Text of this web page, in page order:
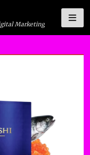
Marketing